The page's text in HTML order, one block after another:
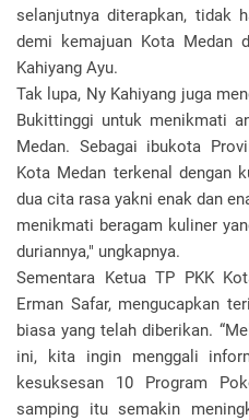
selanjutnya diterapkan, tidak
demi kemajuan Kota Medan
Kahiyang Ayu.
Tak lupa, Ny Kahiyang juga
Bukittinggi untuk menikmati
Medan. Sebagai ibukota
Kota Medan terkenal dengan
dua cita rasa yakni enak dan
menikmati beragam kuliner
duriannya," ungkapnya.
Sementara Ketua TP PKK
Erman Safar, mengucapkan
biasa yang telah diberikan.
ini, kita ingin menggali
kesuksesan 10 Program
samping itu semakin